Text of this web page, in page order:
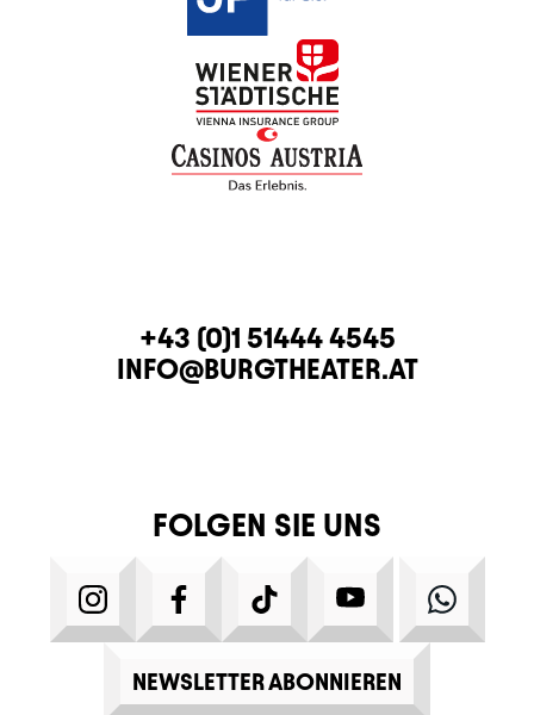
KONTAKTTELEFON
+43 (0)1 51444 4545
E-MAIL
INFO@BURGTHEATER.AT
FOLGEN SIE UNS
INSTAGRAMFACEBOOKTIKTOK YOUTUBE
NEWSLETTER ABONNIEREN